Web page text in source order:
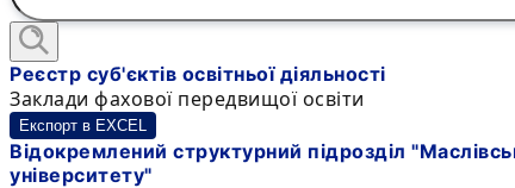
Реєстр суб'єктів освітньої діяльності
Заклади фахової передвищої освіти
Експорт в EXCEL
Відокремлений структурний підрозділ
університету"